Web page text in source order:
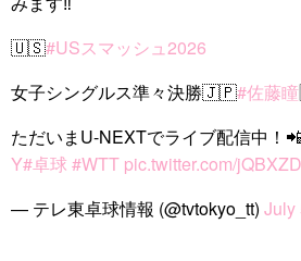
🇺🇸#USスマッシュ2026
女子シングルス準々決勝🇯🇵#佐藤瞳
ただいまU-NEXTでライブ配信中！📲
Y#卓球 #WTT pic.twitter.com/
— テレ東卓球情報 (@tvtokyo_tt) July